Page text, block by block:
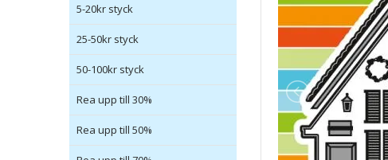
5-20kr styck
25-50kr styck
50-100kr styck
Rea upp till 30%
Rea upp till 50%